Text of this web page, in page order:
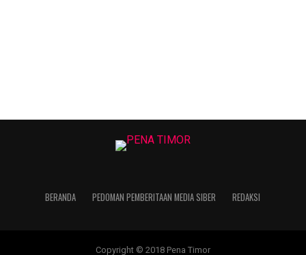
BERANDA PEDOMAN PEMBERITAAN MEDIA SIBER REDAKSI
Copyright © 2018 Pena Timor